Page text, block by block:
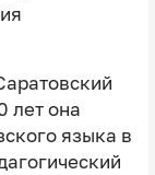
лет она
языка в